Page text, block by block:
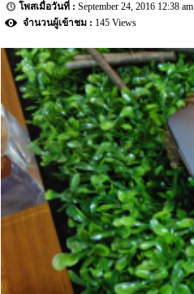
September 24, 2016 12:38 am
145 Views